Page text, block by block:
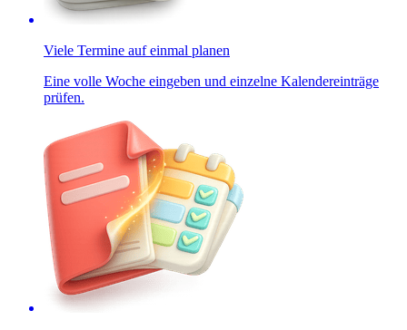
Viele Termine auf einmal planen
Eine volle Woche eingeben und einzelne Kalendereinträge
prüfen.